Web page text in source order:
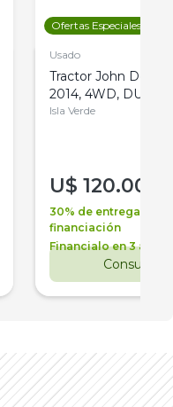
Ofertas Especiales
Usado
Tractor John Deere
2014, 4WD, DUAL
Isla Verde
U$ 120.000
30% de entrega +
financiación
Financialo en 3 años
Consultar